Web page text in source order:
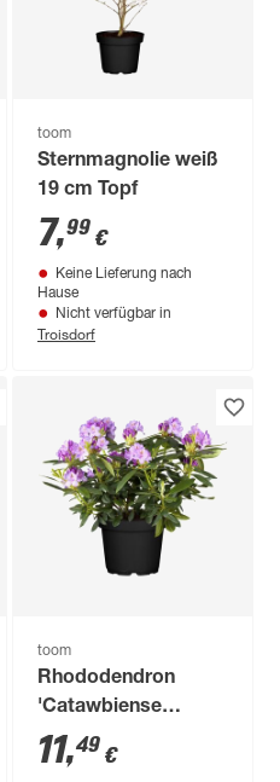
toom
Sternmagnolie weiß
19 cm Topf
7,99 €
Keine Lieferung nach
Hause
Nicht verfügbar in
Troisdorf
toom
Rhododendron
'Catawbiense
Grandiflorum'
blau/lila 23 cm Topf
11,49 €